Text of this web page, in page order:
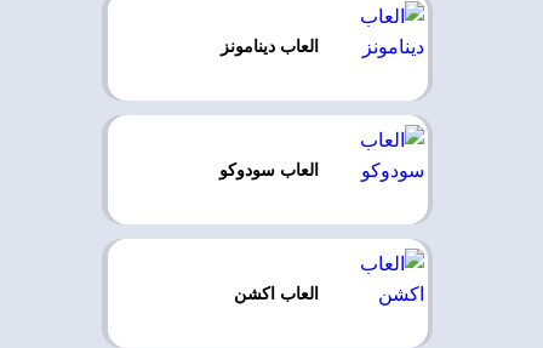
العاب دينامونز
العاب سودوكو
العاب اكشن